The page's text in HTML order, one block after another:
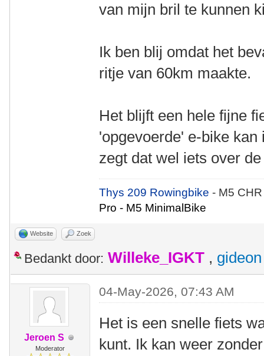
van mijn bril te kunnen
Ik ben blij omdat het
ritje van 60km maakte.
Het blijft een hele fijne
'opgevoerde' e-bike
zegt dat wel iets over
Thys 209 Rowingbike- M5
Pro - M5 MinimalBike
Website Zoek
Bedankt door: Willeke_IGKT , gideon
Jeroen S
Moderator
04-May-2026, 07:43 AM
Het is een snelle fiets
kunt. Ik kan weer